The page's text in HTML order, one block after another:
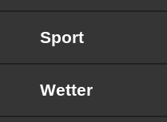
Sport
Wetter